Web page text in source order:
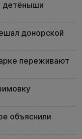
детёныши
донорской
переживают
объяснили